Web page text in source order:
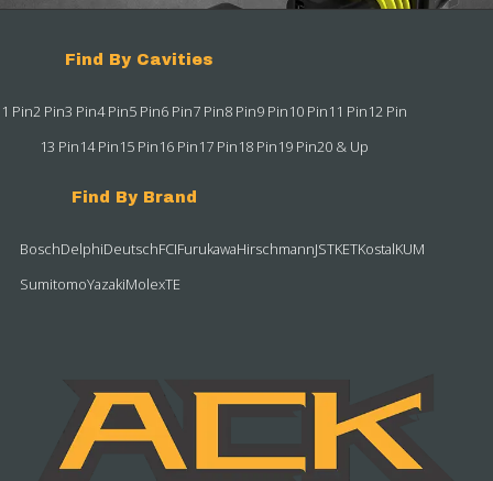
Find By Cavities
1 Pin2 Pin3 Pin4 Pin5 Pin6 Pin7 Pin8 Pin9 Pin10 Pin11 Pin12 Pin
13 Pin14 Pin15 Pin16 Pin17 Pin18 Pin19 Pin20 & Up
Find By Brand
BoschDelphiDeutschFCIFurukawaHirschmannJSTKETKostalKUM
SumitomoYazakiMolexTE